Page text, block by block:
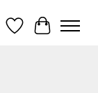
Wunschzettel
Ihr